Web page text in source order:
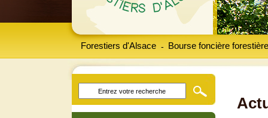
Forestiers d'Alsace Bourse foncière forestière
-